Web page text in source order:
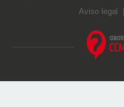
Aviso legal